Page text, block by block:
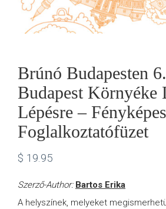
US
Brúnó Budapesten
Budapest Környéke
Lépésre – Fényképes
Foglalkoztatófüzet
$ 19.95
Szerző-Author: Bartos Erika
A helyszínek, melyeket